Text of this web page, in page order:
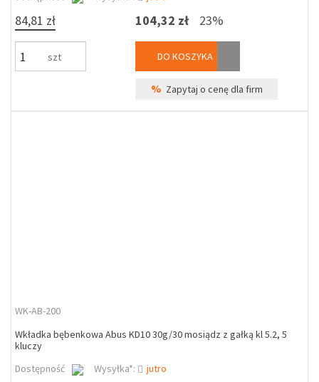
84,81 zł
szt
104,32 zł 23%
DO KOSZYKA
% Zapytaj o cenę dla firm
WK-AB-200
Wkładka bębenkowa Abus KD10 30g/30 mosiądz z gałką kl 5.2, 5
kluczy
Dostępność
Wysyłka*: jutro